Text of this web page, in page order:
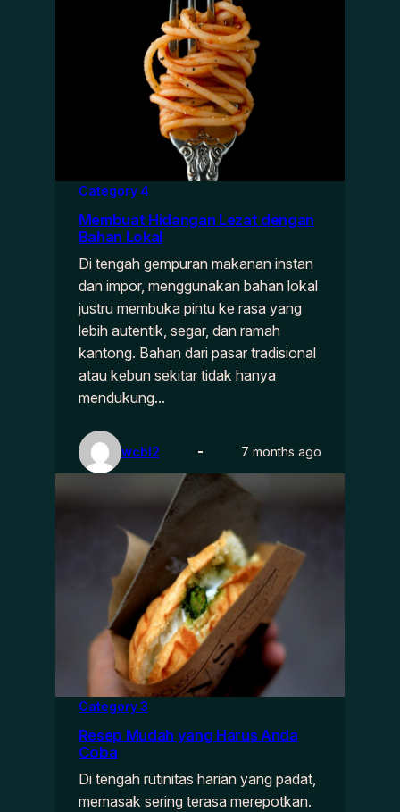
Category 4
Membuat Hidangan Lezat dengan
Bahan Lokal
Di tengah gempuran makanan instan
dan impor, menggunakan bahan lokal
justru membuka pintu ke rasa yang
lebih autentik, segar, dan ramah
kantong. Bahan dari pasar tradisional
atau kebun sekitar tidak hanya
mendukung…
wcbl2 7 months ago
Category 3
Resep Mudah yang Harus Anda
Coba
Di tengah rutinitas harian yang padat,
memasak sering terasa merepotkan.